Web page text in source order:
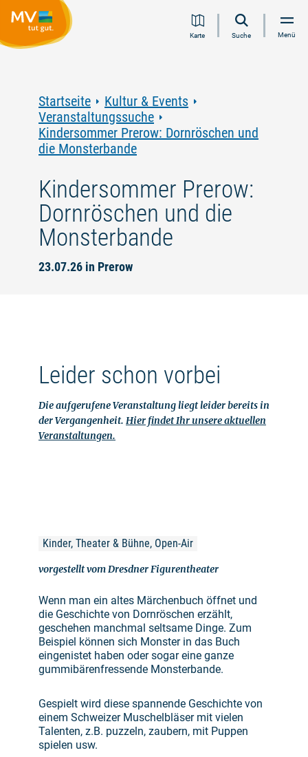
Inhalt
Navigation
Volltextsuche
FooterKarte Suche Menü
Startseite
Kultur & Events
Veranstaltungssuche
Kindersommer Prerow: Dornröschen und
die Monsterbande
Kindersommer Prerow:
Dornröschen und die
Monsterbande
23.07.26 in Prerow
Leider schon vorbei
Die aufgerufene Veranstaltung liegt leider bereits in
der Vergangenheit. Hier findet Ihr unsere aktuellen
Veranstaltungen.
Kinder, Theater & Bühne, Open-Air
vorgestellt vom Dresdner Figurentheater
Wenn man ein altes Märchenbuch öffnet und
die Geschichte von Dornröschen erzählt,
geschehen manchmal seltsame Dinge. Zum
Beispiel können sich Monster in das Buch
eingenistet haben oder sogar eine ganze
gummibärenfressende Monsterbande.
Gespielt wird diese spannende Geschichte von
einem Schweizer Muschelbläser mit vielen
Talenten, z.B. puzzeln, zaubern, mit Puppen
spielen usw.